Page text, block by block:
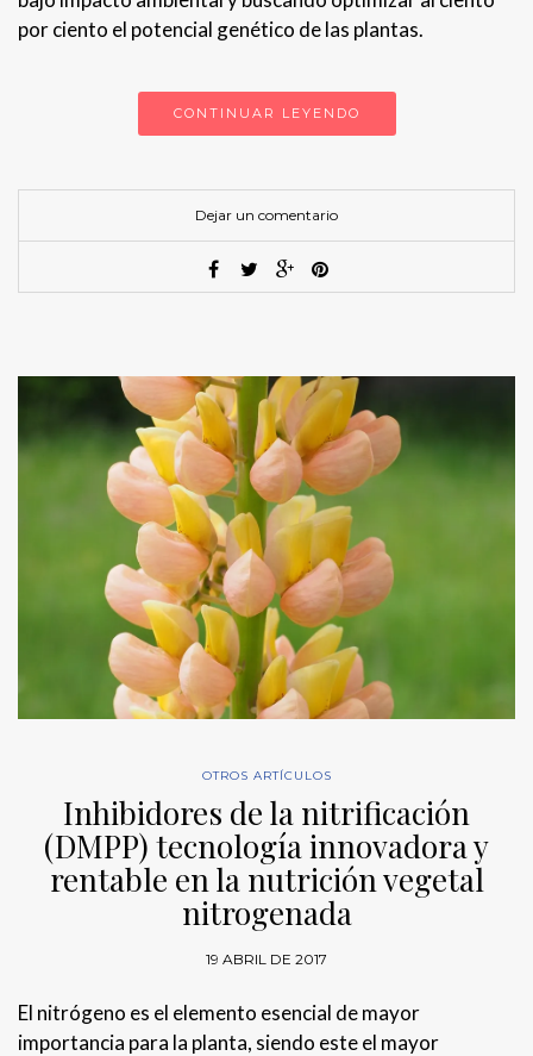
por ciento el potencial genético de las plantas.
CONTINUAR LEYENDO
Dejar un comentario
OTROS ARTÍCULOS
Inhibidores de la nitrificación
(DMPP) tecnología innovadora y
rentable en la nutrición vegetal
nitrogenada
19 ABRIL DE 2017
El nitrógeno es el elemento esencial de mayor
importancia para la planta, siendo este el mayor